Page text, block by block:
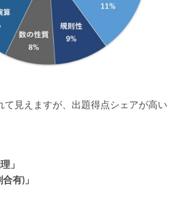
て見えますが、出題得点シェアが高い
」
有)」